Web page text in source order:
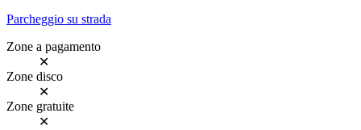
Parcheggio su strada
Zone a pagamento
✕
Zone disco
✕
Zone gratuite
✕